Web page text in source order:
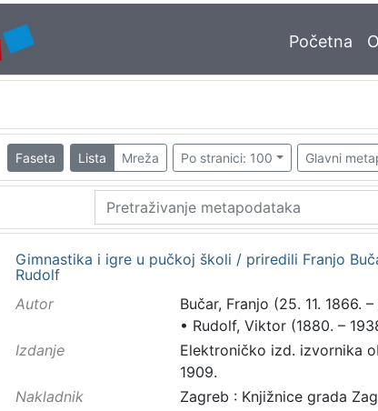
Početna
Faseta Lista Mreža Po stranici: 100 Glavni
Gimnastika i igre u pučkoj školi / priredili Franjo
Rudolf
Autor
Bučar, Franjo (25. 11. 1866.
• Rudolf, Viktor (1880. –
Izdanje
Elektroničko izd. izvornika
1909.
Nakladnik
Zagreb : Knjižnice grada